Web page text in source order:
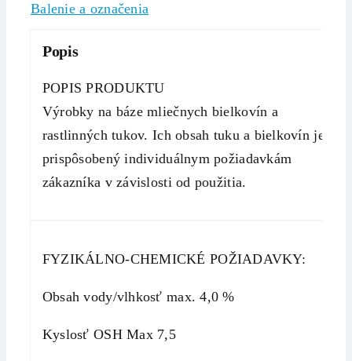
Balenie a označenia
Popis
POPIS PRODUKTU
Výrobky na báze mliečnych bielkovín a
rastlinných tukov. Ich obsah tuku a bielkovín je
prispôsobený individuálnym požiadavkám
zákazníka v závislosti od použitia.
FYZIKÁLNO-CHEMICKÉ POŽIADAVKY:
Obsah vody/vlhkosť max. 4,0 %
Kyslosť OSH Max 7,5